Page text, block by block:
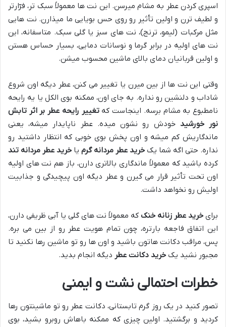
اسپری کردن عطر به مشام میرسن. این نت ها معمولاً سبک تر، فرّارتر
و لطیف ترن و اولین تأثیر رو روی حس بویایی ما میذارن. نت هایی
مثل مرکبات (لیمو، ترنج)، نت های سبز یا گلی سبک. متاسفانه، این
نت های اولیه در برابر گرما و نوسانات دمایی، بسیار حساس هستن
و اولین قربانیان دمای بالای ماشین محسوب میشن.
وقتی این نت ها از بین میرن یا تغییر می کنن، عطر دیگه اون شروع
شاداب و دلنشین رو نداره. به جای اون، ممکنه بوی الکل یا یه رایحه
نامطبوع به مشام برسه. اینجاست کهتغییر رایحه عطر بر اثر تابش
نور خورشید خودش رو نشون میده. عطر ناپایدار میشه، یعنی
ماندگاریش کم میشه و اون پخش بوی خوبی که انتظار داشتید رو
نداره. حتی اگه شما یک خرید عطر مردانه گرم یا خرید عطر مردانه تند
کرده باشید که معمولاً ماندگاری بالاتری دارن، باز هم نت های اولیه
اون تحت تأثیر قرار می گیرن و عطر دیگه اون پیچیدگی و جذابیت
اولیش رو نخواهد داشت.
برای خرید عطر زنانه خنک که معمولاً نت های گلی یا آبی ظریفی دارن،
این اتفاق فاجعه بارتره، چون تمام هویت عطر رو از بین می بره.
پس، مراقب دکانت هاتون باشید و اون ها رو تو ماشین رها نکنید تا
مجبور نشید یک خرید دکانت عطر دیگه انجام بدید.
خطرات احتمالی نشت و ایمنی
تصور کنید در یک روز گرم تابستانی، دکانت عطر رو تو ماشینتون رها
کردید و برگشتید. اولین چیزی که ممکنه باهاش روبرو بشید، بوی